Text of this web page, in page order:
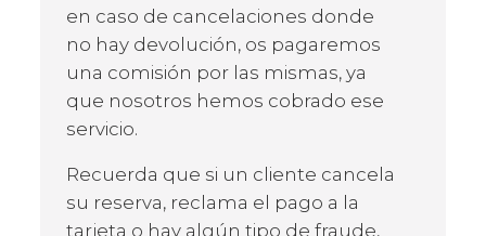
en caso de cancelaciones donde
no hay devolución, os pagaremos
una comisión por las mismas, ya
que nosotros hemos cobrado ese
servicio.
Recuerda que si un cliente cancela
su reserva, reclama el pago a la
tarjeta o hay algún tipo de fraude,